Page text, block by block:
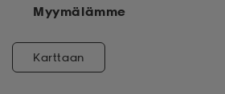
Myymälämme
Karttaan